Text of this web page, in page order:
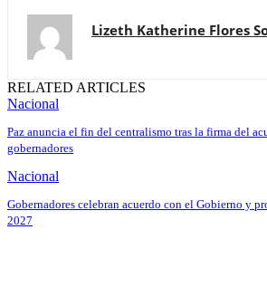
Lizeth Katherine Flores
RELATED ARTICLES
Nacional
Paz anuncia el fin del centralismo tras la firma del
gobernadores
Nacional
Gobernadores celebran acuerdo con el Gobierno y
2027